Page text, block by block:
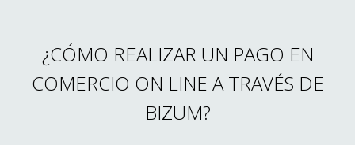
¿CÓMO REALIZAR UN PAGO EN
COMERCIO ON LINE A TRAVÉS DE
BIZUM?